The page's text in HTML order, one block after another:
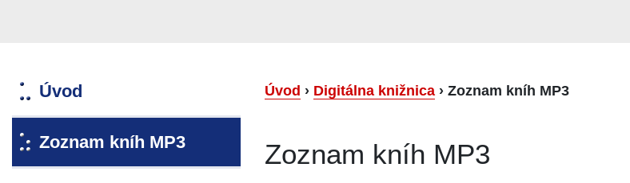
Úvod
Zoznam kníh MP3
Úvod › Digitálna knižnica › Zoznam kníh MP3
Zoznam kníh MP3